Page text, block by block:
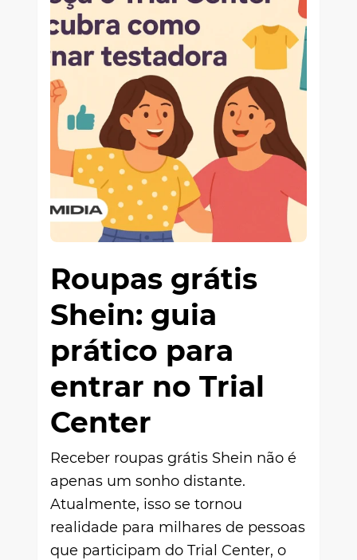
Roupas grátis
Shein: guia
prático para
entrar no Trial
Center
Receber roupas grátis Shein não é
apenas um sonho distante.
Atualmente, isso se tornou
realidade para milhares de pessoas
que participam do Trial Center, o